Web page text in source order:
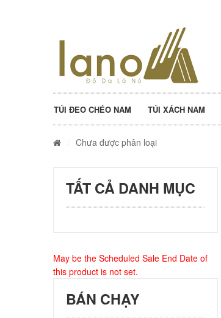
TÚI ĐEO CHÉO NAM TÚI XÁCH NAM
Chưa được phân loại
TẤT CẢ DANH MỤC
May be the Scheduled Sale End Date of
this product is not set.
BÁN CHẠY